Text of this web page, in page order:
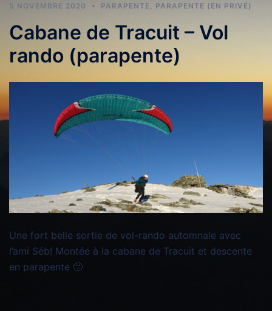
5 NOVEMBRE 2020 PARAPENTE PARAPENTE (EN PRIVÉ)
Cabane de Tracuit – Vol
rando (parapente)
Une fort belle sortie de vol-rando automnale avec
l’ami Séb! Montée à la cabane de Tracuit et descente
en parapente 🙂